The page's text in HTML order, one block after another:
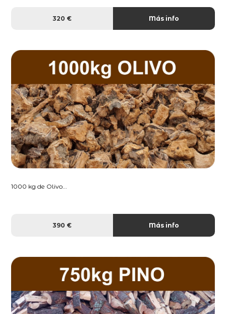
320 € Más info
1000 kg de Olivo...
390 € Más info